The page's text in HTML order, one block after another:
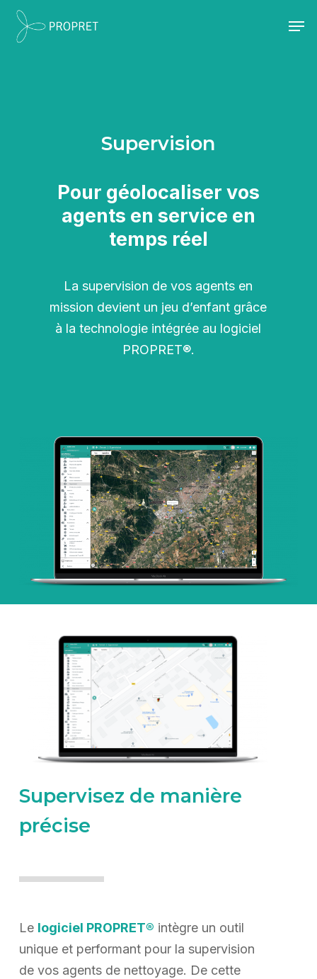
Skip
Supervision
Pour géolocaliser vos
agents en service en
temps réel
La supervision de vos agents en
mission devient un jeu d’enfant grâce
à la technologie intégrée au logiciel
PROPRET®.
Supervisez de manière
précise
Le logiciel PROPRET® intègre un outil
unique et performant pour la supervision
de vos agents de nettoyage. De cette